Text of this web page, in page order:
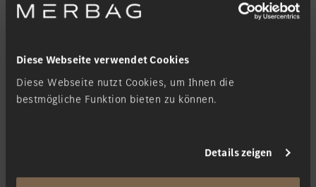
Diese Webseite verwendet Cookies
Diese Webseite nutzt Cookies, um Ihnen die
bestmögliche Funktion bieten zu können.
Details zeigen
ein optional veganes Interieur sowie feinste Verarbeitungsqualität